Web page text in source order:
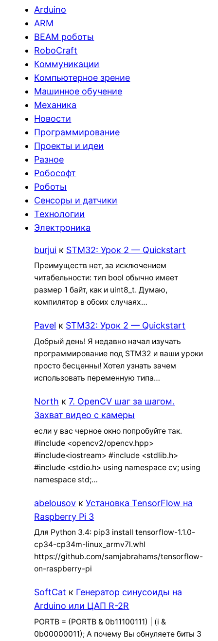
Arduino
ARM
BEAM роботы
RoboCraft
Коммуникации
Компьютерное зрение
Машинное обучение
Механика
Новости
Программирование
Проекты и идеи
Разное
Робософт
Роботы
Сенсоры и датчики
Технологии
Электроника
burjui к STM32: Урок 2 — Quickstart
Преимуществ нет, за исключением
читабельности: тип bool обычно имеет
размер 1 байт, как и uint8_t. Думаю,
компилятор в обоих случаях…
Pavel к STM32: Урок 2 — Quickstart
Добрый день! Я недавно начал изучать
программирование под STM32 и ваши уроки
просто бесценны! Хотел узнать зачем
использовать переменную типа…
North к7. OpenCV шаг за шагом.
Захват видео с камеры
если у вас черное окно попробуйте так.
#include <opencv2/opencv.hpp>
#include<iostream> #include <stdlib.h>
#include <stdio.h> using namespace cv; using
namespace std;…
abelousov кУстановка TensorFlow на
Raspberry Pi 3
Для Python 3.4: pip3 install tensorflow-1.1.0-
cp34-cp34m-linux_armv7l.whl
https://github.com/samjabrahams/tensorflow-
on-raspberry-pi
SoftCat к Генератор синусоиды на
Arduino или ЦАП R-2R
PORTB = (PORTB & 0b11100111) | (i &
0b00000011); А почему Вы обнуляете биты 3